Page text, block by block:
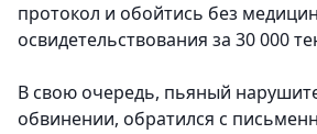
протокол и обойтись без
освидетельствования за 30 000
В свою очередь, пьяный
обвинении, обратился с